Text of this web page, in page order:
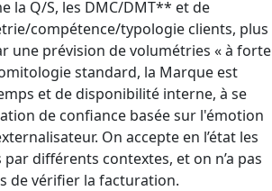
la Q/S, les DMC/DMT** et de
compétence/typologie clients, plus
une prévision de volumétries « à forte
standard, la Marque est
et de disponibilité interne, à se
de confiance basée sur l'émotion
On accepte en l’état les
différents contextes, et on n’a pas
de vérifier la facturation.